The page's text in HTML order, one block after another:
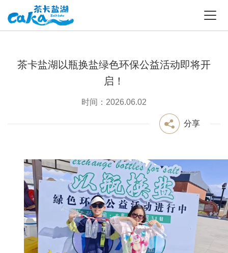
茶卡盐湖以瓶换盐绿色环保公益活动即将开
启！
时间：2026.06.02
分享